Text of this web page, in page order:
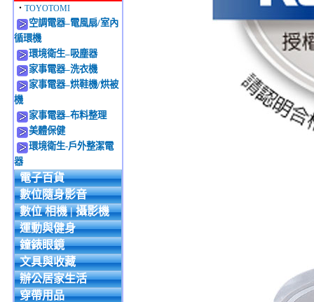
‧ TOYOTOMI
空調電器–電風扇/室內
循環機
環境衛生–吸塵器
家事電器–洗衣機
家事電器–烘鞋機/烘被
機
家事電器–布料整理
美體保健
環境衛生-戶外整潔電
器
電子百貨
數位隨身影音
數位 相機 | 攝影機
運動與健身
鐘錶眼鏡
文具與收藏
辦公居家生活
穿帶用品